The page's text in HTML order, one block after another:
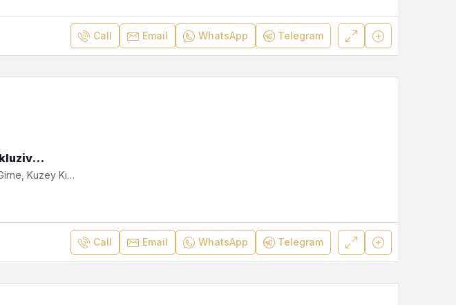
Call Email WhatsApp Telegram
Nemovitosti na Severním Kypru: Exkluzivní řadový dům 2+1 v Laptě s výhledem na moře a hory ST-216
Lapta, Lapta-Alsancak-Çamlıbel Belediyesi, Girne, Kuzey Kıbrıs, Κύπρος - Kıbrıs
Call Email WhatsApp Telegram